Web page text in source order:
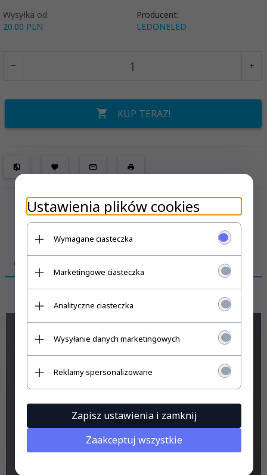
Wysyłka od:
20.00 PLN
Producent:
LEDONELED
KUP TERAZ!
OPIS PRODUKTU
UCHWYT U1 INOX
Ustawienia plików cookies
Wymagane ciasteczka
Marketingowe ciasteczka
Analityczne ciasteczka
Wysyłanie danych marketingowych
Reklamy spersonalizowane
Zapisz ustawienia i zamknij
Zaakceptuj wszystkie